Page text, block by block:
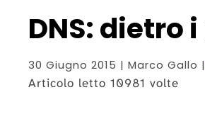
DNS: dietro
30 Giugno 2015 | Marco Gallo |
Articolo letto 10981 volte